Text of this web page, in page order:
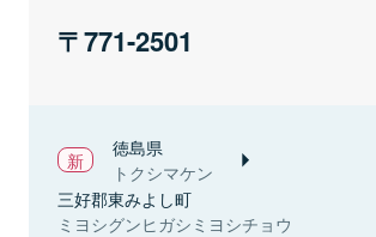
771-2501
徳島県
トクシマケン
三好郡東みよし町
ミヨシグンヒガシミヨシチョウ